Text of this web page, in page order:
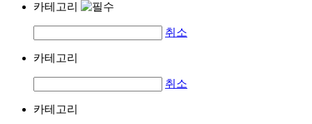
카테고리
취소
카테고리
취소
카테고리